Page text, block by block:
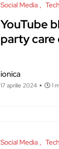
Social Media Tech
YouTube
party care
ionica
17 aprilie 2024 1
Social Media Tech